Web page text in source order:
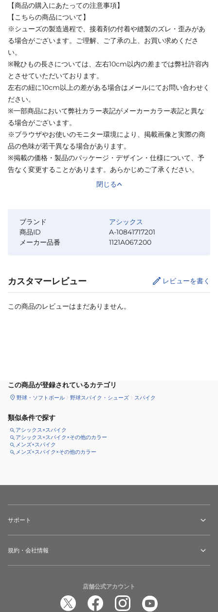
【商品の購入にあたっての注意事項】
【こちらの商品について】
※シューズの製造過程で、接着剤の付着や縫製のズレ・歪みがあ
る場合がございます。ご理解、ご了承の上、お買い求めくださ
い。
※靴ひもの長さについては、左右10cm以内の差までは弊社許容内
とさせていただいております。
左右の紐に10cm以上の差がある場合はメールにてお問い合わせく
ださい。
※一部商品において弊社カラー表記がメーカーカラー表記と異な
る場合がございます。
※ブラウザやお使いのモニター環境により、掲載画像と実際の商
品の色味が若干異なる場合があります。
※掲載の価格・製品のパッケージ・デザイン・仕様について、予
告なく変更することがあります。あらかじめご了承ください。
閉じる
ブランド
アシックス
商品ID
A-10841717201
メーカー品番
1121A067.200
カスタマーレビュー レビューを書く
この商品のレビューはまだありません。
この商品が登録されているカテゴリ
野球・ソフトボール 野球スパイク・シューズ スパイク
類似条件で探す
アシックス×スパイク
アシックス×スパイク×その他のカラー
メンズ×スパイク
メンズ×スパイク×その他のカラー
サポート
規約・会社情報
店舗公式アカウント